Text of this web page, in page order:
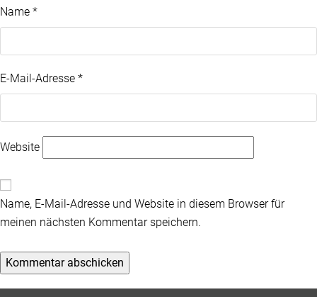
Name *
E-Mail-Adresse *
Website
Name, E-Mail-Adresse und Website in diesem Browser für
meinen nächsten Kommentar speichern.